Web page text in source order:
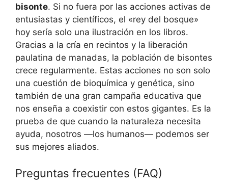
bisonte. Si no fuera por las acciones activas de
entusiastas y científicos, el «rey del bosque»
hoy sería solo una ilustración en los libros.
Gracias a la cría en recintos y la liberación
paulatina de manadas, la población de bisontes
crece regularmente. Estas acciones no son solo
una cuestión de bioquímica y genética, sino
también de una gran campaña educativa que
nos enseña a coexistir con estos gigantes. Es la
prueba de que cuando la naturaleza necesita
ayuda, nosotros —los humanos— podemos ser
sus mejores aliados.
Preguntas frecuentes (FAQ)